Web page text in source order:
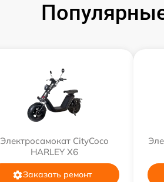
Электросамокат CityCoco
HARLEY X6
Заказать ремонт